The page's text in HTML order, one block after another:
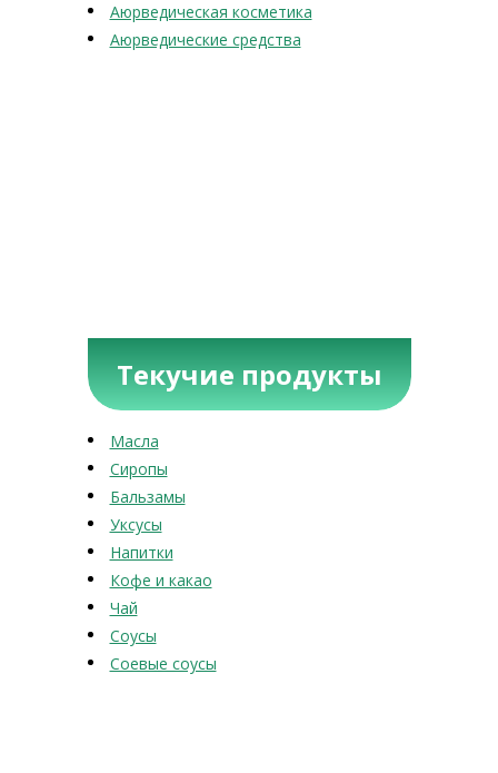
Аюрведическая косметика
Аюрведические средства
Текучие продукты
Масла
Сиропы
Бальзамы
Уксусы
Напитки
Кофе и какао
Чай
Соусы
Соевые соусы